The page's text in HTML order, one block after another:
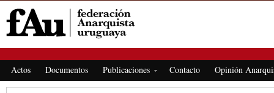
Actos Documentos Publicaciones Contacto Opinión